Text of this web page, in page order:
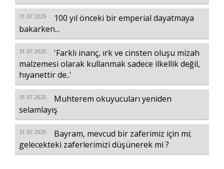
31.07.2025
100 yıl önceki bir emperial dayatmaya
bakarken...
31.07.2025
'Farklı inanç, ırk ve cinsten oluşu mizah
malzemesi olarak kullanmak sadece ilkellik değil,
hıyanettir de..'
31.07.2025
Muhterem okuyucuları yeniden
selamlayış
31.07.2025
Bayram, mevcud bir zaferimiz için mi;
gelecekteki zaferlerimizi düşünerek mi ?